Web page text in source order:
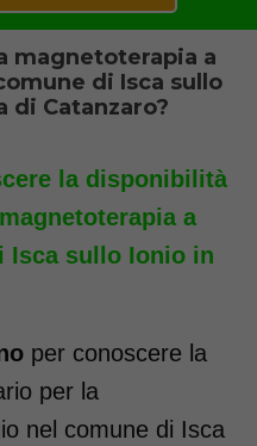
magnetoterapia a
di Isca sullo
di Catanzaro?
la disponibilità
a
Isca sullo Ionio in
per conoscere la
per la
nel comune di Isca